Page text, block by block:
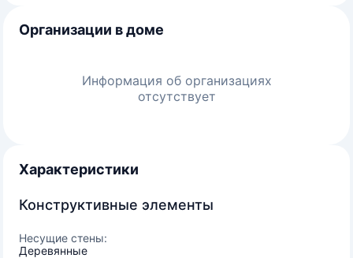
Организации в доме
Информация об организациях
отсутствует
Характеристики
Конструктивные элементы
Несущие стены:
Деревянные